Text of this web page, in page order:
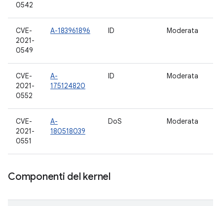
0542
CVE-
2021-
0549
A-183961896 ID Moderata
CVE-
2021-
0552
A-
175124820
ID Moderata
CVE-
2021-
0551
A-
180518039
DoS Moderata
Componenti del kernel